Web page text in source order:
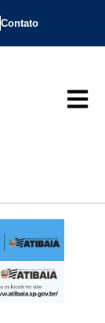
Contato